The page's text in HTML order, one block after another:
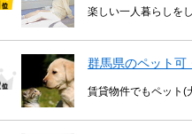
楽しい一人暮らしを
群馬県のペット可
賃貸物件でもペット(